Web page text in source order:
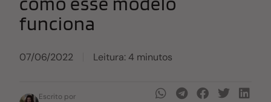
funciona
07/06/2022 Leitura: 4 minutos
Escrito por